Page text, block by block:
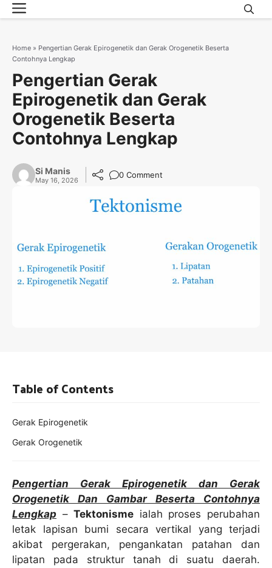
Skip
to
Menu
Home » Pengertian Gerak Epirogenetik dan Gerak Orogenetik Beserta
Contohnya Lengkap
Pengertian Gerak
Epirogenetik dan Gerak
Orogenetik Beserta
Contohnya Lengkap
Si Manis
May 16, 2026
0 Comment
Pengertian Gerak Epirogenetik dan Gerak
Orogenetik Dan Gambar Beserta Contohnya
Lengkap –Tektonisme ialah proses perubahan
letak lapisan bumi secara vertikal yang terjadi
akibat pergerakan, pengankatan patahan dan
lipatan pada struktur tanah di suatu daerah.
Table of Contents
Gerak Epirogenetik
Gerak Orogenetik